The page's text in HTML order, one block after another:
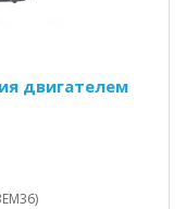
двигателем